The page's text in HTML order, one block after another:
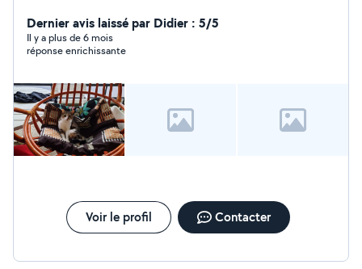
compagnie, jeux de mémoire ou autres, aide
administrative ou multimédia, petits travaux de
jardinage, garde ou sorties d'animaux,...) Je possède le
de capacité pour les animaux domestiques passé en
septembre 2022.
Dernier avis laissé par Didier : 5/5
Il y a plus de 6 mois
réponse enrichissante
Voir le profil Contacter